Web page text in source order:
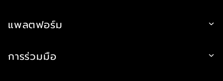
แพลตฟอร์ม
การร่วมมือ